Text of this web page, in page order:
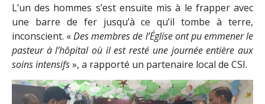
L’un des hommes s’est ensuite mis à le frapper avec
une barre de fer jusqu’à ce qu’il tombe à terre,
inconscient. «Des membres de l’Église ont pu emmener le
pasteur à l’hôpital où il est resté une journée entière aux
soins intensifs», a rapporté un partenaire local de CSI.